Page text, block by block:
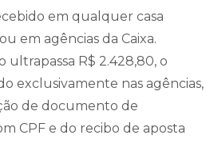
em qualquer casa
em agências da Caixa.
R$ 2.428,80, o
exclusivamente nas agências,
de documento de
CPF e do recibo de aposta